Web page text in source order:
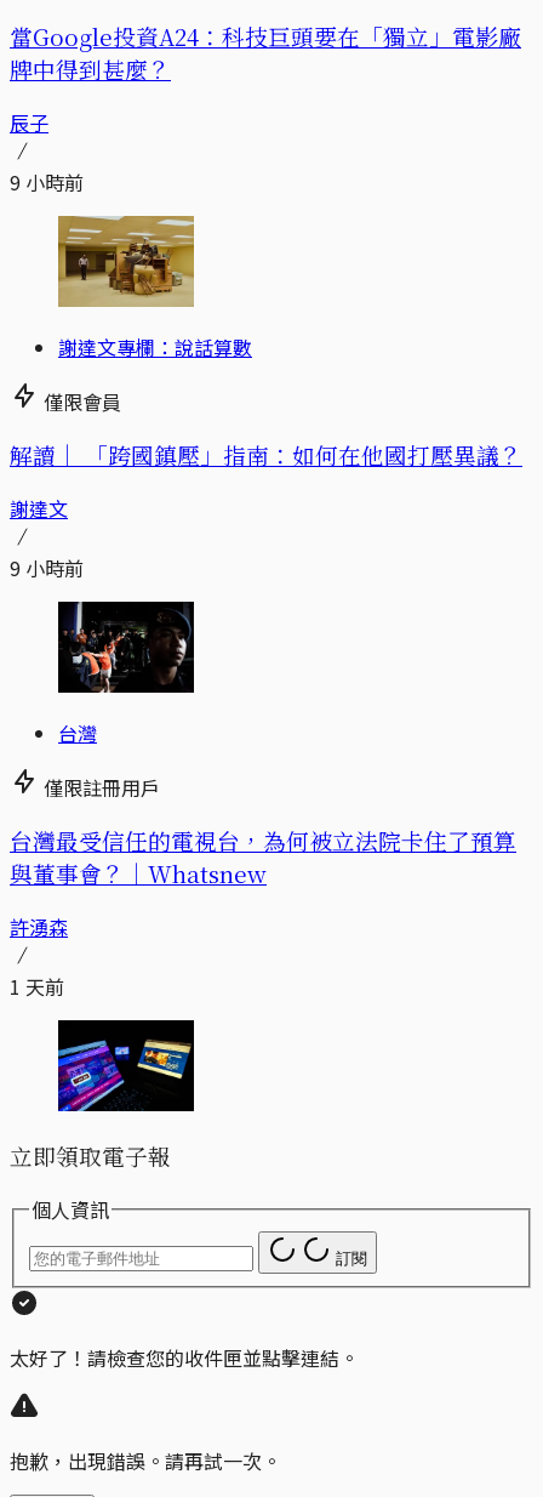
當Google投資A24：科技巨頭要在「獨立」電影廠
牌中得到甚麼？
辰子
9 小時前
謝達文專欄：說話算數
僅限會員
解讀｜ 「跨國鎮壓」指南：如何在他國打壓異議？
謝達文
9 小時前
台灣
僅限註冊用戶
台灣最受信任的電視台，為何被立法院卡住了預算
與董事會？｜Whatsnew
許湧森
1 天前
立即領取電子報
個人資訊
訂閱
太好了！請檢查您的收件匣並點擊連結。
抱歉，出現錯誤。請再試一次。